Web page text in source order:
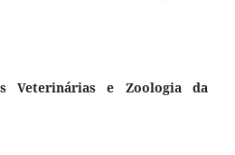
Veterinárias e Zoologia da